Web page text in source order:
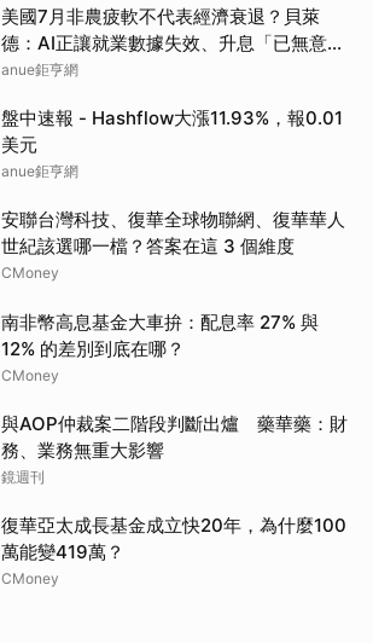
美國7月非農疲軟不代表經濟衰退？貝萊
德：AI正讓就業數據失效、升息「已無意
義」
anue鉅亨網
盤中速報 - Hashflow大漲11.93%，報0.01
美元
anue鉅亨網
安聯台灣科技、復華全球物聯網、復華華人
世紀該選哪一檔？答案在這 3 個維度
CMoney
南非幣高息基金大車拚：配息率 27% 與
12% 的差別到底在哪？
CMoney
與AOP仲裁案二階段判斷出爐 藥華藥：財
務、業務無重大影響
鏡週刊
復華亞太成長基金成立快20年，為什麼100
萬能變419萬？
CMoney